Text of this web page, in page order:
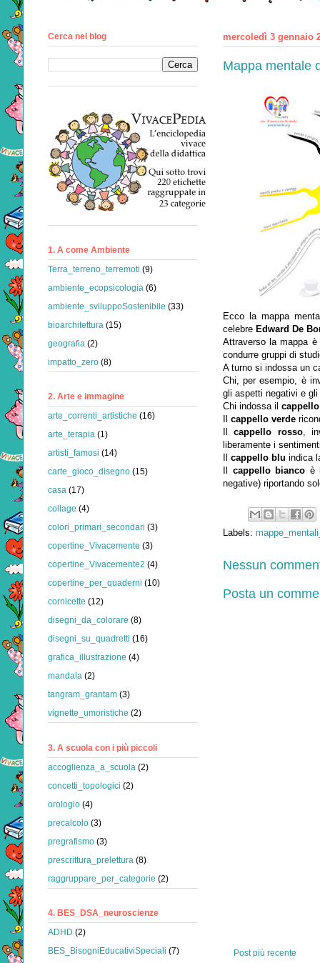
mercoledì 3 gennaio
Mappa mentale
Ecco la mappa
celebre Edward De
Attraverso la mappa
condurre gruppi di
A turno si indossa un
Chi, per esempio, è
gli aspetti negativi e
Chi indossa il
cappello verde
Ilcappello rosso,
liberamente i
cappello blu indica
cappello bianco è
negative) riportando
Labels:
Nessun
Posta un
Post più recente
Cerca nel blog
1. A come Ambiente
Terra_terreno_terremoti (9)
ambiente_ecopsicologia (6)
ambiente_sviluppoSostenibile (33)
bioarchitettura (15)
geografia (2)
impatto_zero (8)
2. Arte e immagine
arte_correnti_artistiche (16)
arte_terapia (1)
artisti_famosi (14)
carte_gioco_disegno (15)
casa (17)
collage (4)
colori_primari_secondari (3)
copertine_Vivacemente (3)
copertine_Vivacemente2 (4)
copertine_per_quaderni (10)
cornicette (12)
disegni_da_colorare (8)
disegni_su_quadretti (16)
grafica_illustrazione (4)
mandala (2)
tangram_grantam (3)
vignette_umoristiche (2)
3. A scuola con i più piccoli
accoglienza_a_scuola (2)
concetti_topologici (2)
orologio (4)
precalcolo (3)
pregrafismo (3)
prescrittura_prelettura (8)
raggruppare_per_categorie (2)
4. BES_DSA_neuroscienze
ADHD (2)
BES_BisogniEducativiSpeciali (7)